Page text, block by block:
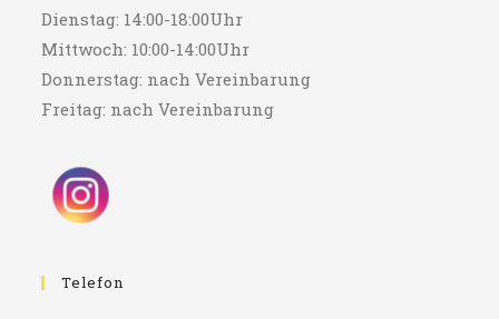
Dienstag: 14:00-18:00Uhr
Mittwoch: 10:00-14:00Uhr
Donnerstag: nach Vereinbarung
Freitag: nach Vereinbarung
Telefon